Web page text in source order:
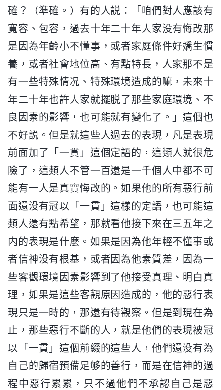
確？（準確。）有的人説：「咱們對人應該有
寬容、包容，過去十年二十年人家没有悔改那
是因為年齡小不懂事，或者家庭條件好嬌生慣
養，或者社會地位高、有點特長，人家那不是
有一些特殊情况、特殊環境造成的嘛，未來十
年二十年也許人家就擺脱了那些家庭環境、不
良因素的影響，也可能就有變化了。」這個也
不好説。但是就這些人過去的表現，凡是表現
前面加了「一貫」這個定語的，這類人就很危
險了，這類人不管一百還是一千個人中都不可
能有一人是真實悔改的。如果他的所有惡行前
面還没有冠以「一貫」這樣的定語，也可能這
類人還有點希望，那就看他接下來在三五年之
内的表現是什麽。如果是因為他年輕不懂事或
者信神没有根基，或者因為他素質差，因為一
些客觀環境因素影響到了他接受真理、明白真
理，如果是這些客觀原因造成的，他的惡行表
現只是一時的，那還有待觀察。但是到現在為
止，那些惡行不斷的人，就是他們的表現被冠
以「一貫」這個前綴的這些人，他們還没有為
自己的歸宿預備足够的善行，而是在信神的過
程中惡行累累，只不過他們不承認自己是惡